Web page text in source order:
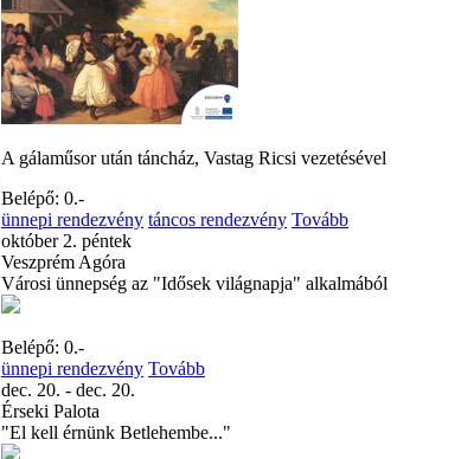
A gálaműsor után táncház, Vastag Ricsi vezetésével
Belépő: 0.-
ünnepi rendezvény táncos rendezvény Tovább
október 2. péntek
Veszprém Agóra
Városi ünnepség az "Idősek világnapja" alkalmából
Belépő: 0.-
ünnepi rendezvény Tovább
dec. 20. - dec. 20.
Érseki Palota
"El kell érnünk Betlehembe..."